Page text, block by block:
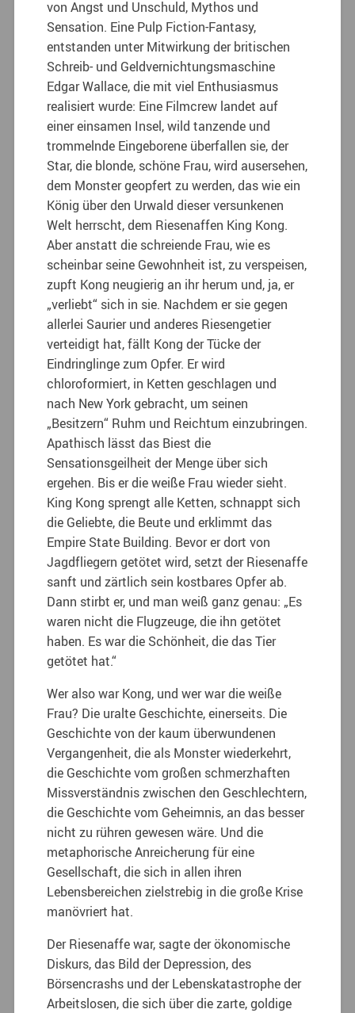
von Angst und Unschuld, Mythos und
Sensation. Eine Pulp Fiction-Fantasy,
entstanden unter Mitwirkung der britischen
Schreib- und Geldvernichtungsmaschine
Edgar Wallace, die mit viel Enthusiasmus
realisiert wurde: Eine Filmcrew landet auf
einer einsamen Insel, wild tanzende und
trommelnde Eingeborene überfallen sie, der
Star, die blonde, schöne Frau, wird ausersehen,
dem Monster geopfert zu werden, das wie ein
König über den Urwald dieser versunkenen
Welt herrscht, dem Riesenaffen King Kong.
Aber anstatt die schreiende Frau, wie es
scheinbar seine Gewohnheit ist, zu verspeisen,
zupft Kong neugierig an ihr herum und, ja, er
„verliebt“ sich in sie. Nachdem er sie gegen
allerlei Saurier und anderes Riesengetier
verteidigt hat, fällt Kong der Tücke der
Eindringlinge zum Opfer. Er wird
chloroformiert, in Ketten geschlagen und
nach New York gebracht, um seinen
„Besitzern“ Ruhm und Reichtum einzubringen.
Apathisch lässt das Biest die
Sensationsgeilheit der Menge über sich
ergehen. Bis er die weiße Frau wieder sieht.
King Kong sprengt alle Ketten, schnappt sich
die Geliebte, die Beute und erklimmt das
Empire State Building. Bevor er dort von
Jagdfliegern getötet wird, setzt der Riesenaffe
sanft und zärtlich sein kostbares Opfer ab.
Dann stirbt er, und man weiß ganz genau: „Es
waren nicht die Flugzeuge, die ihn getötet
haben. Es war die Schönheit, die das Tier
getötet hat.“
Wer also war Kong, und wer war die weiße
Frau? Die uralte Geschichte, einerseits. Die
Geschichte von der kaum überwundenen
Vergangenheit, die als Monster wiederkehrt,
die Geschichte vom großen schmerzhaften
Missverständnis zwischen den Geschlechtern,
die Geschichte vom Geheimnis, an das besser
nicht zu rühren gewesen wäre. Und die
metaphorische Anreicherung für eine
Gesellschaft, die sich in allen ihren
Lebensbereichen zielstrebig in die große Krise
manövriert hat.
Der Riesenaffe war, sagte der ökonomische
Diskurs, das Bild der Depression, des
Börsencrashs und der Lebenskatastrophe der
Arbeitslosen, die sich über die zarte, goldige